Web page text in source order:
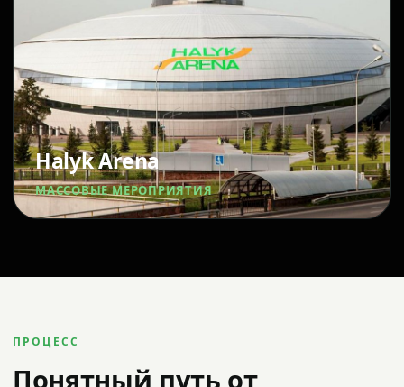
Halyk Arena
МАССОВЫЕ МЕРОПРИЯТИЯ
ПРОЦЕСС
Понятный путь от